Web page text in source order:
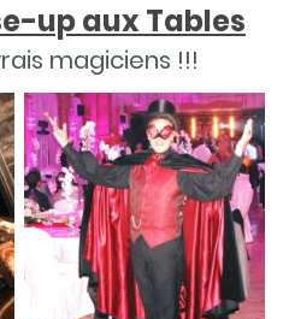
up aux Tables
magiciens !!!